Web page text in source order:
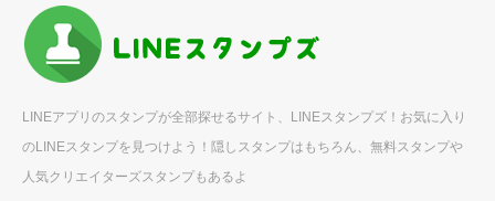
LINEアプリのスタンプが全部探せるサイト、LINEスタンプズ！お気に入り
のLINEスタンプを見つけよう！隠しスタンプはもちろん、無料スタンプや
人気クリエイターズスタンプもあるよ